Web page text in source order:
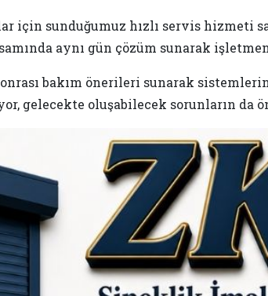
için sunduğumuz hızlı servis hizmeti
aynı gün çözüm sunarak
bakım önerileri sunarak
gelecekte oluşabilecek sorunların da